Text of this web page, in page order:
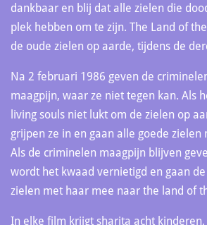
dankbaar en blij dat alle zielen die
plek hebben om te zijn. The Land of
de oude zielen op aarde, tijdens de
Na 2 februari 1986 geven de
maagpijn, waar ze niet tegen kan. Als
living souls niet lukt om de zielen op
grijpen ze in en gaan alle goede zielen
Als de criminelen maagpijn blijven
wordt het kwaad vernietigd en gaan
zielen met haar mee naar the land of
In elke film krijgt sharita acht